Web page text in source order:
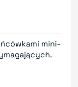
mini-